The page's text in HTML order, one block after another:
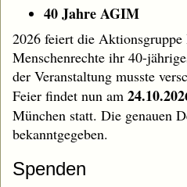
40 Jahre AGIM
2026 feiert die
Menschenrechte ihr 40-
der Veranstaltung musste
Feier findet nun am
München statt. Die genauen
bekanntgegeben.
Spenden